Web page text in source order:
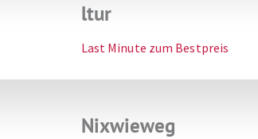
ltur
Last Minute zum Bestpreis
Nixwieweg